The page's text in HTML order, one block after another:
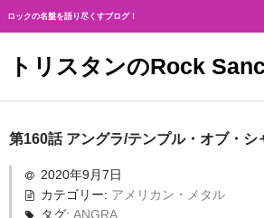
ロックの名盤を語り尽くすブログ！
トリスタンのRock
ハード・ロック
第160話 アングラ/テンプル・オブ・シ
2020年9月7日
カテゴリー: アメリカン・メタル
タグ: ANGRA